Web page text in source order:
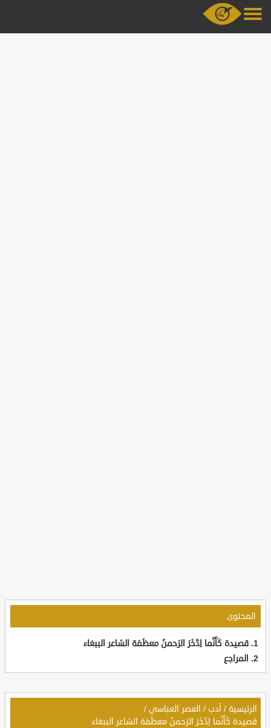
المحتوى
قصيدة كَأَنَّما اِدَّخَرَ الرَحمنُ معظَمَة الشاعر الببغاء
المراجع
الرئيسية / أدب / العصر العباسي /
قصيدة كَأَنَّما اِدَّخَرَ الرَحمنُ معظَمَة الشاعر الببغاء